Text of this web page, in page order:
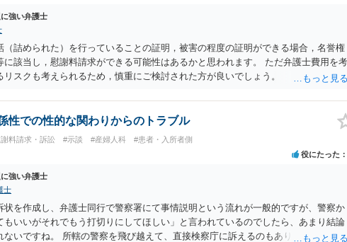
強い弁護士
（詰められた）を行っていることの証明，被害の程度の証明ができる場合，名誉権
に該当し，慰謝料請求ができる可能性はあるかと思われます。 ただ弁護士費用を考
リスクも考えられるため，慎重にご検討された方が良いでしょう。
性での性的な関わりからのトラブル
料請求・訴訟 #示談 #産婦人科 #患者・入所者側
役にたった
強い弁護士
士
状を作成し、弁護士同行で警察署にて事情説明という流れが一般的ですが、警察か
もいいがそれでもう打切りにしてほしい」と言われているのでしたら、あまり結論
ないですね。 所轄の警察を飛び越えて、直接検察庁に訴えるのもありかもしれない